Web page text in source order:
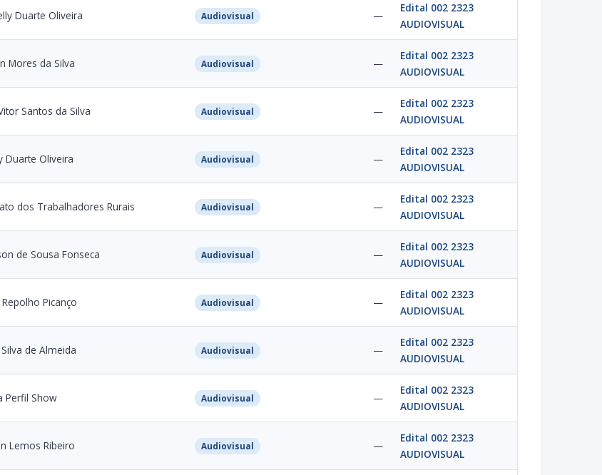
Duarte Oliveira Audiovisual —
Edital 002 2323
AUDIOVISUAL
Mores da Silva Audiovisual —
Edital 002 2323
AUDIOVISUAL
Santos da Silva Audiovisual —
Edital 002 2323
AUDIOVISUAL
Duarte Oliveira Audiovisual —
Edital 002 2323
AUDIOVISUAL
dos Trabalhadores Rurais Audiovisual —
Edital 002 2323
AUDIOVISUAL
de Sousa Fonseca Audiovisual —
Edital 002 2323
AUDIOVISUAL
Repolho Picanço Audiovisual —
Edital 002 2323
AUDIOVISUAL
de Almeida Audiovisual —
Edital 002 2323
AUDIOVISUAL
Perfil Show Audiovisual —
Edital 002 2323
AUDIOVISUAL
Lemos Ribeiro Audiovisual —
Edital 002 2323
AUDIOVISUAL